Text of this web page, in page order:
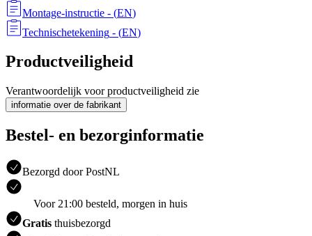
Montage-instructie - (EN)
Technischetekening - (EN)
Productveiligheid
Verantwoordelijk voor productveiligheid zie
informatie over de fabrikant
Bestel- en bezorginformatie
Bezorgd door PostNL
Voor 21:00 besteld, morgen in huis
Gratis thuisbezorgd